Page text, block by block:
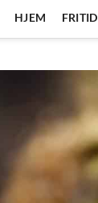
HJEM FRITID